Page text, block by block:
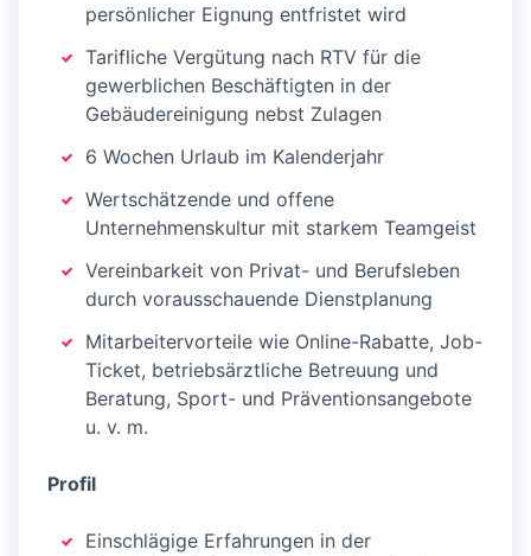
persönlicher Eignung entfristet wird
Tarifliche Vergütung nach RTV für die
gewerblichen Beschäftigten in der
Gebäudereinigung nebst Zulagen
6 Wochen Urlaub im Kalenderjahr
Wertschätzende und offene
Unternehmenskultur mit starkem Teamgeist
Vereinbarkeit von Privat- und Berufsleben
durch vorausschauende Dienstplanung
Mitarbeitervorteile wie Online-Rabatte, Job-
Ticket, betriebsärztliche Betreuung und
Beratung, Sport- und Präventionsangebote
u. v. m.
Profil
Einschlägige Erfahrungen in der